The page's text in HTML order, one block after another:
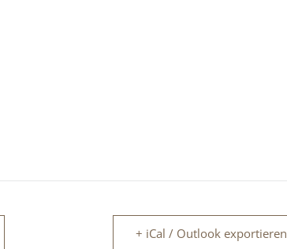
+ iCal / Outlook exportieren